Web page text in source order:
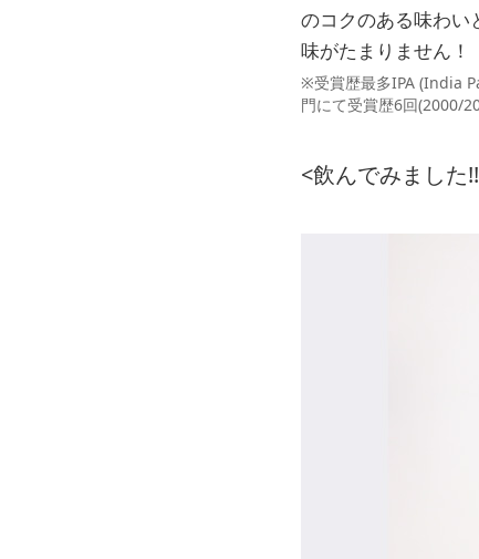
のコクのある味わい
味がたまりません！
※受賞歴最多IPA (India
門にて受賞歴6回(2000/
<飲んでみました